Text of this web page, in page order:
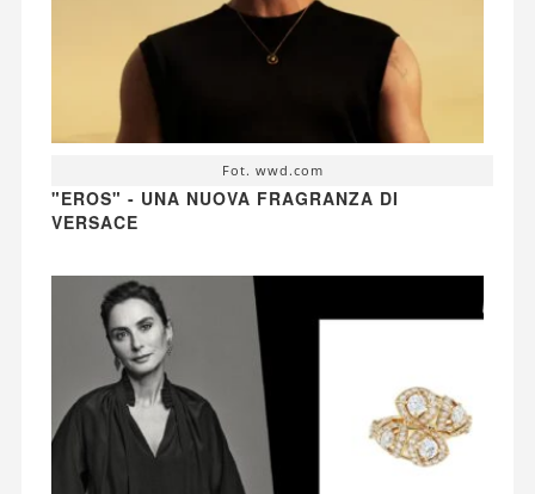
Fot. wwd.com
"EROS" - UNA NUOVA FRAGRANZA DI
VERSACE